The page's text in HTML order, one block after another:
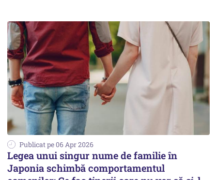
Publicat pe 06 Apr 2026
Legea unui singur nume de familie în
Japonia schimbă comportamentul